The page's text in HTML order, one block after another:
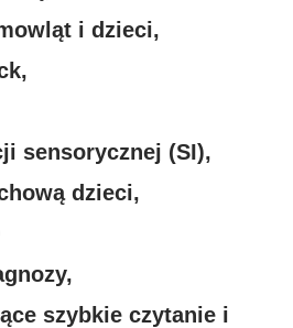
i dzieci,
sensorycznej (SI),
dzieci,
szybkie czytanie i